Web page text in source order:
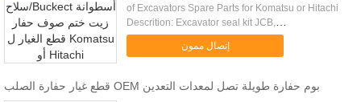
of Excavators Spare Parts for Komatsu or Hitachi
Descrition: Excavator seal kit JCB,
إتصال ممون
قطع غيار حفارة الصلب OEM بوم حفارة طويلة تصل لمعدات التعدين